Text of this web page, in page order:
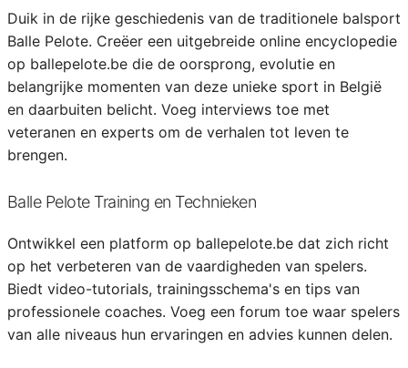
Duik in de rijke geschiedenis van de traditionele balsport
Balle Pelote. Creëer een uitgebreide online encyclopedie
op ballepelote.be die de oorsprong, evolutie en
belangrijke momenten van deze unieke sport in België
en daarbuiten belicht. Voeg interviews toe met
veteranen en experts om de verhalen tot leven te
brengen.
Balle Pelote Training en Technieken
Ontwikkel een platform op ballepelote.be dat zich richt
op het verbeteren van de vaardigheden van spelers.
Biedt video-tutorials, trainingsschema's en tips van
professionele coaches. Voeg een forum toe waar spelers
van alle niveaus hun ervaringen en advies kunnen delen.